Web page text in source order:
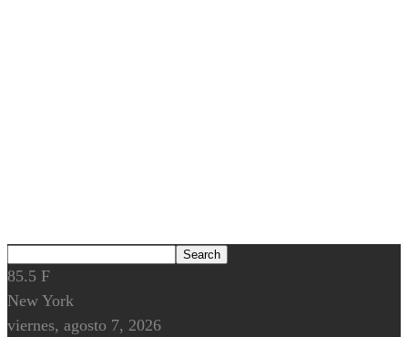
85.5 F
New York
viernes, agosto 7, 2026